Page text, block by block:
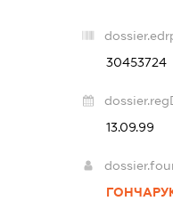
30453724
13.09.99